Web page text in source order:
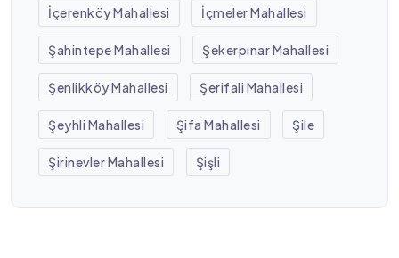
İçerenköy Mahallesi İçmeler Mahallesi
Şahintepe Mahallesi Şekerpınar Mahallesi
Şenlikköy Mahallesi Şerifali Mahallesi
Şeyhli Mahallesi Şifa Mahallesi Şile
Şirinevler Mahallesi Şişli